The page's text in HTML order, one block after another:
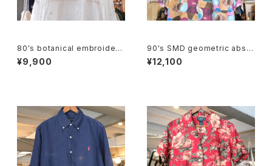
80's botanical embroidere
d Indian cotton pullover Bl
ouse
¥9,900
90's SMD geometric abstr
act rayon open-collar Shirt
"Made in JAPAN"
¥12,100